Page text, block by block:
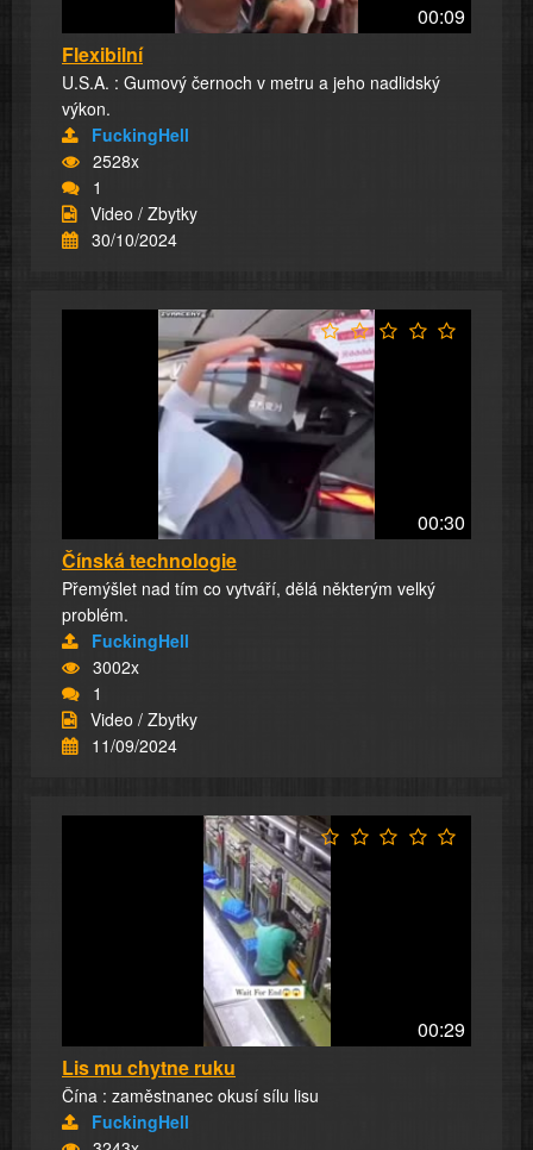
00:09
Flexibilní
U.S.A. : Gumový černoch v metru a jeho nadlidský
výkon.
FuckingHell
2528x
1
Video / Zbytky
30/10/2024
00:30
Čínská technologie
Přemýšlet nad tím co vytváří, dělá některým velký
problém.
FuckingHell
3002x
1
Video / Zbytky
11/09/2024
00:29
Lis mu chytne ruku
Čína : zaměstnanec okusí sílu lisu
FuckingHell